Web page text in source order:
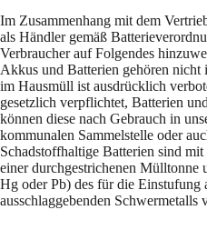
Im Zusammenhang mit dem
als Händler gemäß
Verbraucher auf Folgendes
Akkus und Batterien gehören
im Hausmüll ist ausdrücklich
gesetzlich verpflichtet, Batterien
können diese nach Gebrauch in
kommunalen Sammelstelle oder
Schadstoffhaltige Batterien sind
einer durchgestrichenen Mülltonne
Hg oder Pb) des für die Einstufung
ausschlaggebenden Schwermetalls